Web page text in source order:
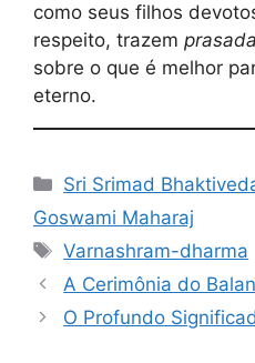
como seus filhos
respeito, trazem
sobre o que é melhor
eterno.
Categorias
Sri Srimad
Goswami Maharaj
Tags
Varnashram-dharma
A Cerimônia do
O Profundo